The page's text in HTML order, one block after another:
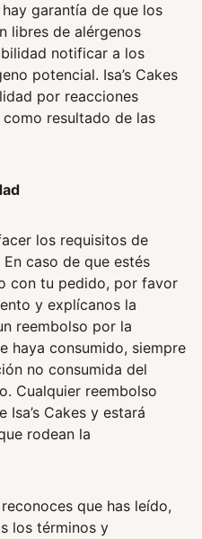
garantía de que los
libres de alérgenos
notificar a los
potencial. Isa’s Cakes
por reacciones
resultado de las
los requisitos de
caso de que estés
con tu pedido, por favor
y explícanos la
reembolso por la
haya consumido, siempre
no consumida del
Cualquier reembolso
Cakes y estará
rodean la
que has leído,
los términos y